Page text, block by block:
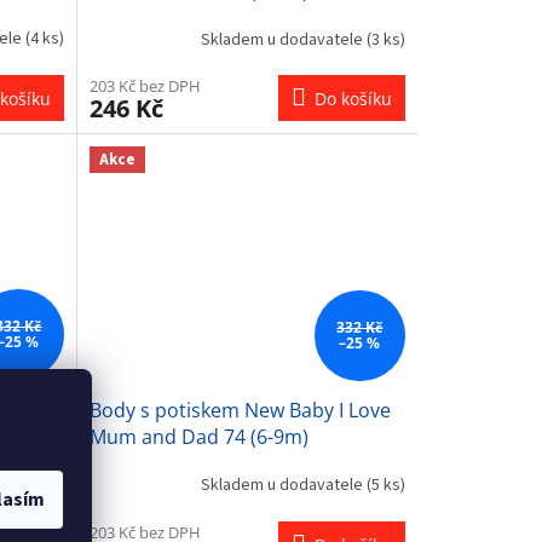
(4 ks) Skladem u dodavatele (3 ks)
203 Kč bez DPH
246 Kč Do košíku
Kč
%
Akce
332 Kč
–25 %
Body s potiskem New Baby I Love
Mum and Dad 74 (6-9m)
Skladem u dodavatele (5 ks)
203 Kč bez DPH